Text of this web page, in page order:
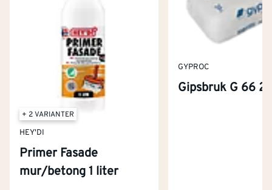
+ 2 VARIANTER
HEY'DI
Primer Fasade
mur/betong 1 liter
GYPROC
Gipsbruk G 66
Kontakt oss
Om Montér